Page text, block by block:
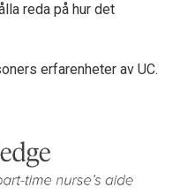
reda på hur det
erfarenheter av UC.